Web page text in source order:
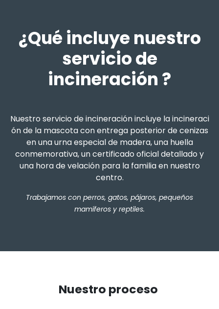
¿Qué incluye nuestro
servicio de
incineración ?
Nuestro ​servicio de incineraciónincluye la incineraci
ón de la mascota con entrega posterior de cenizas
en una urna especial de madera, una huella
conmemorativa, un certificado oficial detallado y
una hora de velación para la familia en nuestro
centro.
Trabajamos con perros, gatos, pájaros, pequeños
mamíferos y reptiles.
Nuestro proceso